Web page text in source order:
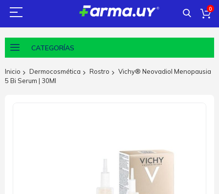
0
CATEGORÍAS
Inicio Dermocosmética Rostro
Vichy® Neovadiol Menopausia
5 Bi Serum | 30Ml